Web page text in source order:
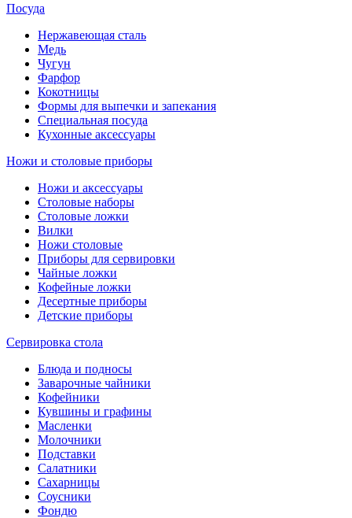
Посуда
Нержавеющая сталь
Медь
Чугун
Фарфор
Кокотницы
Формы для выпечки и запекания
Специальная посуда
Кухонные аксессуары
Ножи и столовые приборы
Ножи и аксессуары
Столовые наборы
Столовые ложки
Вилки
Ножи столовые
Приборы для сервировки
Чайные ложки
Кофейные ложки
Десертные приборы
Детские приборы
Сервировка стола
Блюда и подносы
Заварочные чайники
Кофейники
Кувшины и графины
Масленки
Молочники
Подставки
Салатники
Сахарницы
Соусники
Фондю